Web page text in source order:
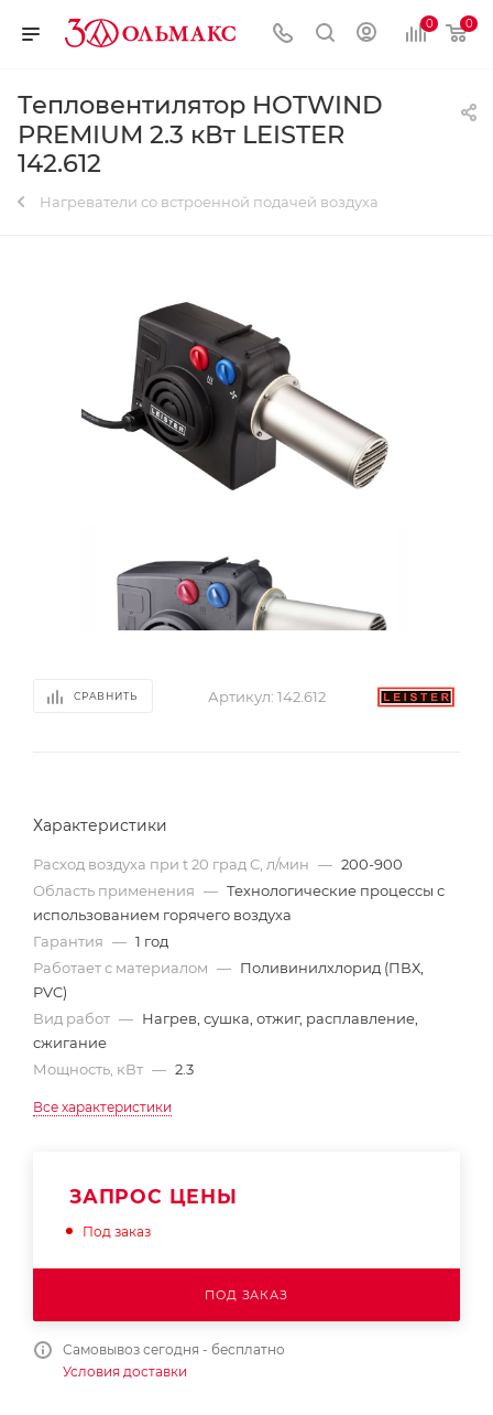
0 0
Тепловентилятор HOTWIND
PREMIUM 2.3 кВт LEISTER
142.612
Нагреватели со встроенной подачей воздуха
СРАВНИТЬ Артикул: 142.612
Характеристики
Расход воздуха при t 20 град С, л/мин — 200-900
Область применения — Технологические процессы с
использованием горячего воздуха
Гарантия — 1 год
Работает с материалом — Поливинилхлорид (ПВХ,
PVC)
Вид работ — Нагрев, сушка, отжиг, расплавление,
сжигание
Мощность, кВт — 2.3
Все характеристики
ЗАПРОС ЦЕНЫ
Под заказ
ПОД ЗАКАЗ
Самовывоз сегодня - бесплатно
Условия доставки